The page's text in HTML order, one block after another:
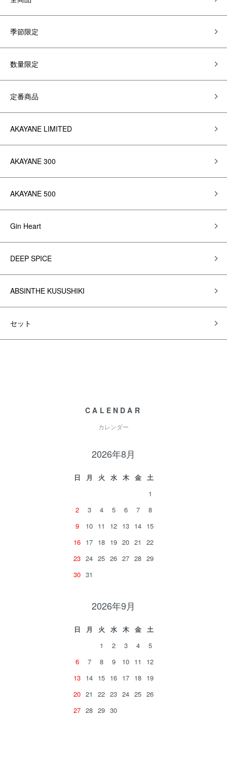
季節限定
数量限定
定番商品
AKAYANE LIMITED
AKAYANE 300
AKAYANE 500
Gin Heart
DEEP SPICE
ABSINTHE KUSUSHIKI
セット
CALENDAR
カレンダー
2026年8月
日 月 火 水 木 金
土
1
2
3 4 5 6 7
8
9
10 11 12 13 14 15
16 17 18 19 20 21
22
23 24 25 26 27 28 29
30 31
2026年9月
日 月 火 水 木 金
土
1
2 3 4
5
6
7 8 9 10 11
12
13 14 15 16 17 18 19
20 21 22 23 24 25 26
27 28 29 30